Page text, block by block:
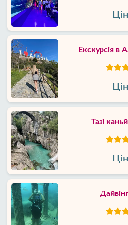
Екскурсія в
Тазі